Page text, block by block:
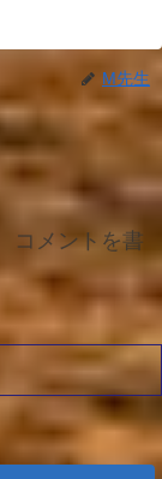
M先生
コメントを書